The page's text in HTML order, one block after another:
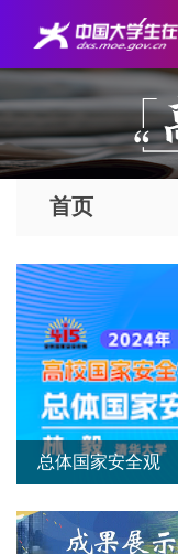
首页
总体国家安全观